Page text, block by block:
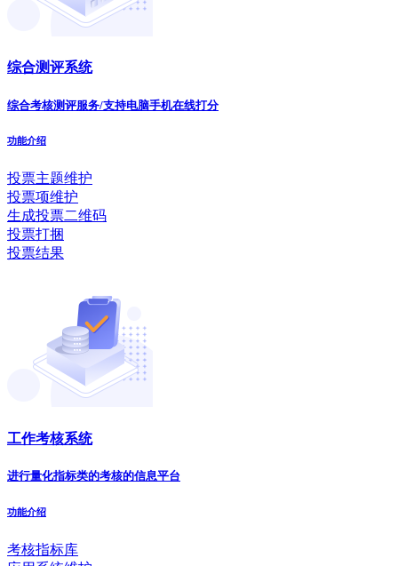
综合测评系统
综合考核测评服务/支持电脑手机在线打分
功能介绍
投票主题维护
投票项维护
生成投票二维码
投票打捆
投票结果
工作考核系统
进行量化指标类的考核的信息平台
功能介绍
考核指标库